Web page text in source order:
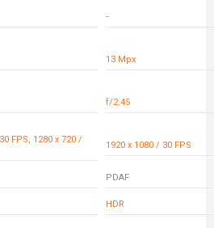
-
13 Mpx
f/2.45
FPS, 1280 x 720 /
1920 x 1080 / 30 FPS
PDAF
HDR